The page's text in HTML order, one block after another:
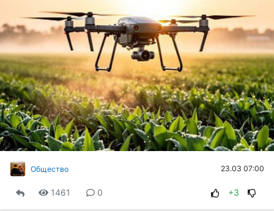
Общество 23.03 07:00
1461 0 +3